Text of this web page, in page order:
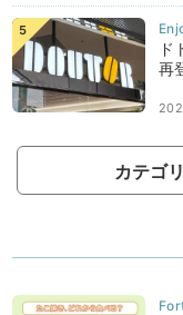
ド
再
カテゴ